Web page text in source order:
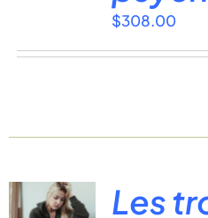
$308.00
Les